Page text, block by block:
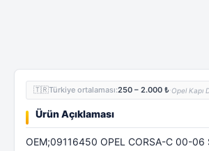
🇹🇷Türkiye ortalaması:250 – 2.000 ₺·Opel Kapı
Ürün Açıklaması
OEM;09116450 OPEL CORSA-C 00-06